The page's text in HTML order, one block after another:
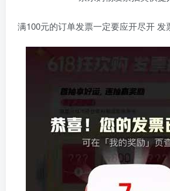
满100元的订单发票一定要应开尽开 发